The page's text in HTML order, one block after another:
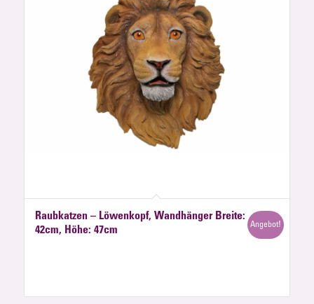
Raubkatzen – Löwenkopf, Wandhänger Breite:
42cm, Höhe: 47cm
Angebot!